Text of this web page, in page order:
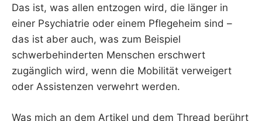
Das ist, was allen entzogen wird, die länger in
einer Psychiatrie oder einem Pflegeheim sind –
das ist aber auch, was zum Beispiel
schwerbehinderten Menschen erschwert
zugänglich wird, wenn die Mobilität verweigert
oder Assistenzen verwehrt werden.
Was mich an dem Artikel und dem Thread berührt